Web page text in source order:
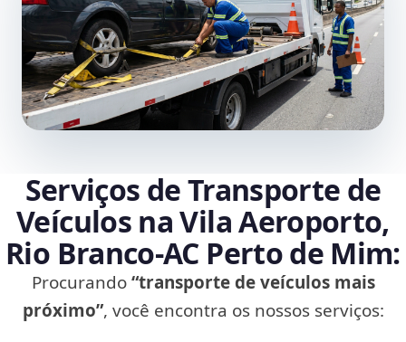
Serviços de Transporte de
Veículos na Vila Aeroporto,
Rio Branco‑AC Perto de Mim:
Procurando“transporte de veículos mais
próximo”, você encontra os nossos serviços: